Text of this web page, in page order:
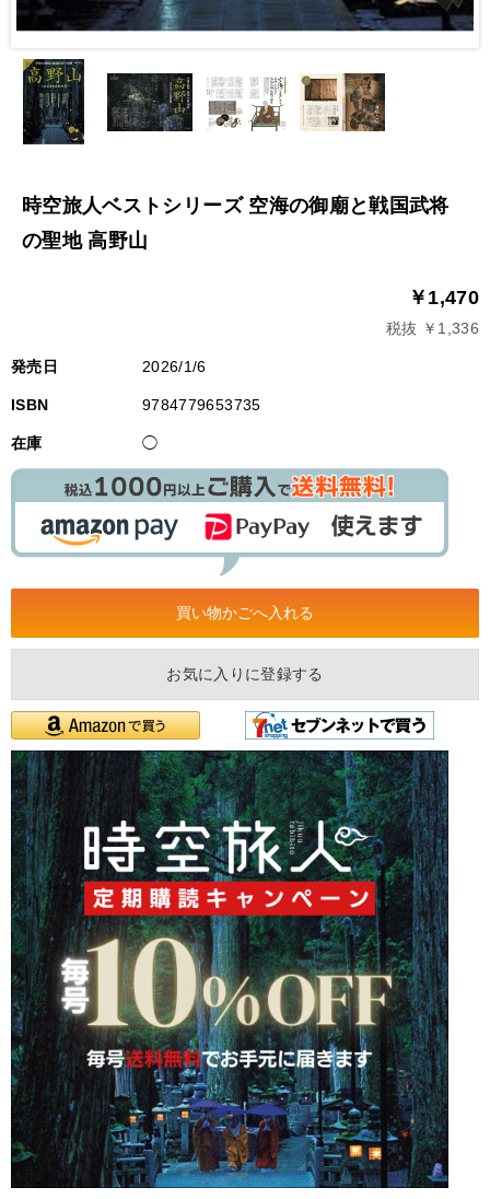
時空旅人ベストシリーズ 空海の御廟と戦国武将
の聖地 高野山
￥1,470
税抜 ￥1,336
発売日 2026/1/6
ISBN 9784779653735
在庫 ◯
お気に入りに登録する